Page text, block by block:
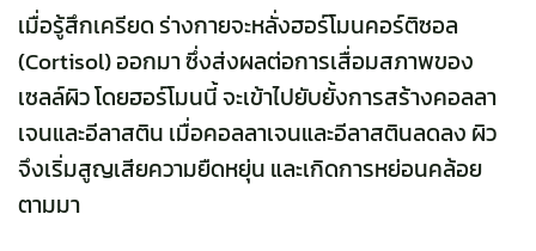
เมื่อรู้สึกเครียด ร่างกายจะหลั่งฮอร์โมนคอร์ติซอล
(Cortisol) ออกมา ซึ่งส่งผลต่อการเสื่อมสภาพของ
เซลล์ผิว โดยฮอร์โมนนี้ จะเข้าไปยับยั้งการสร้างคอลลา
เจนและอีลาสติน เมื่อคอลลาเจนและอีลาสตินลดลง ผิว
จึงเริ่มสูญเสียความยืดหยุ่น และเกิดการหย่อนคล้อย
ตามมา